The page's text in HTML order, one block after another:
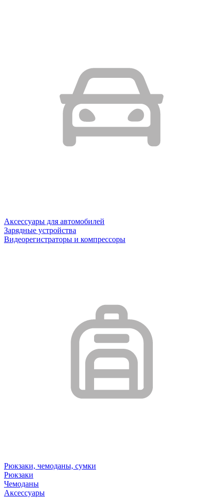
Аксессуары для автомобилей
Зарядные устройства
Видеорегистраторы и компрессоры
Рюкзаки, чемоданы, сумки
Рюкзаки
Чемоданы
Аксессуары